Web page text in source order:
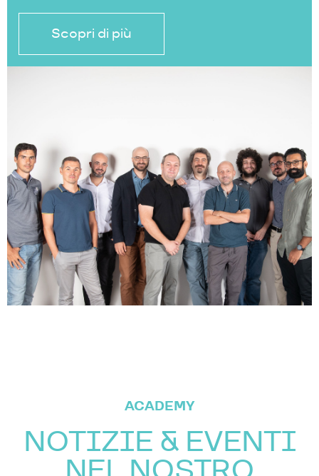
Scopri di più
ACADEMY
NOTIZIE & EVENTI